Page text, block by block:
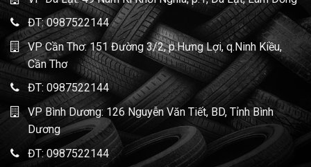
ĐT:0987522144
VP Cần Thơ: 151 Đường 3/2, p.Hưng Lợi, q.Ninh Kiều,
Cần Thơ
ĐT: 0987522144
VP Bình Dương: 126 Nguyễn Văn Tiết, BD, Tỉnh Bình
Dương
ĐT: 0987522144